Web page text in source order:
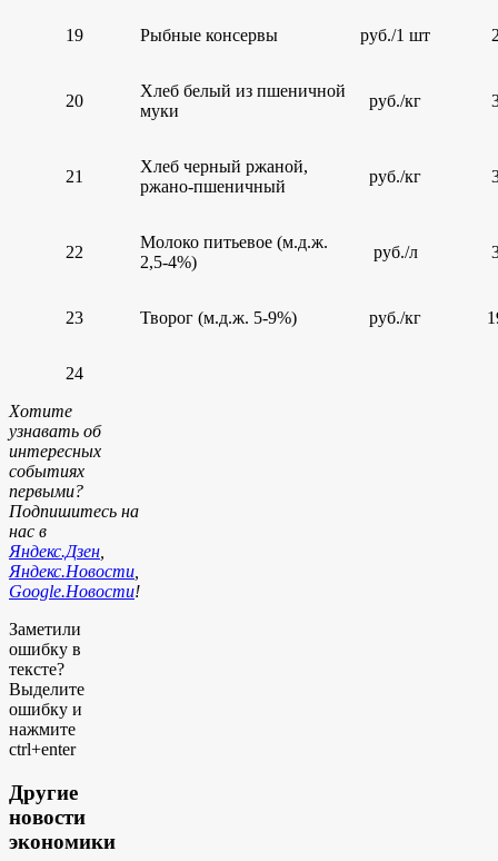
19 Рыбные консервы руб./1 шт
20
Хлеб белый из пшеничной
муки
руб./кг
21
Хлеб черный ржаной,
ржано-пшеничный
руб./кг
22
Молоко питьевое (м.д.ж.
2,5-4%)
руб./л
23 Творог (м.д.ж. 5-9%) руб./кг
24
Хотите
узнавать об
интересных
событиях
первыми?
Подпишитесь на
нас в
Яндекс.Дзен
Яндекс.Новости
Google.Новости!
Заметили
ошибку в
тексте?
Выделите
ошибку и
нажмите
ctrl+enter
Другие
новости
экономики